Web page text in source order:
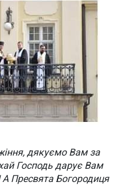
дякуємо Вам за
Господь дарує Вам
А Пресвята Богородиця